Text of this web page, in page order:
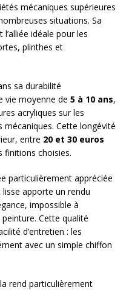
mécaniques supérieures
situations. Sa
idéale pour les
plinthes et
sa durabilité
vie moyenne de 5 à 10 ans,
acryliques sur les
Cette longévité
entre 20 et 30 euros
finitions choisies.
particulièrement appréciée
apporte un rendu
impossible à
Cette qualité
d’entretien : les
avec un simple chiffon
rend particulièrement